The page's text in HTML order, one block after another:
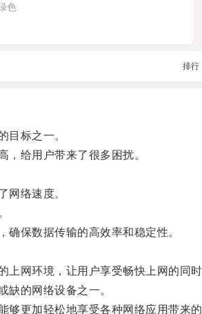
色
排行
标之一。
给用户带来了很多困扰。
络速度。
保数据传输的高效率和稳定性。
环境，让用户享受畅快上网的同时
的网络设备之一。
更加轻松地享受各种网络应用带来的